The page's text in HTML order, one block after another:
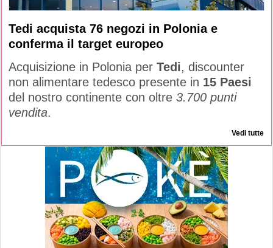
Tedi acquista 76 negozi in Polonia e
conferma il target europeo
Acquisizione in Polonia per Tedi, discounter
non alimentare tedesco presente in 15 Paesi
del nostro continente con oltre 3.700 punti
vendita.
Vedi tutte